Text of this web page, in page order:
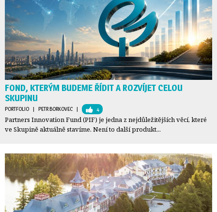
FOND, KTERÝM BUDEME ŘÍDIT A ROZVÍJET CELOU
SKUPINU
PORTFOLIO | PETR BORKOVEC | 4
Partners Innovation Fund (PIF) je jedna z nejdůležitějších věcí, které
ve Skupině aktuálně stavíme. Není to další produkt...